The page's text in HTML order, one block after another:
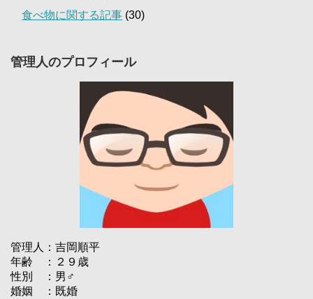
食べ物に関する記事 (30)
管理人のプロフィール
管理人：吉岡順平
年齢 ：２９歳
性別 ：男♂
婚姻 ：既婚